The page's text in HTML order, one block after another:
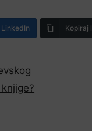
LinkedIn Kopiraj